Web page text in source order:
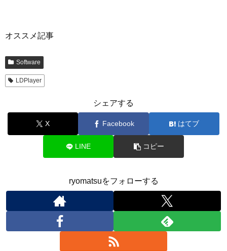
オススメ記事
Software
LDPlayer
シェアする
X Facebook はてブ
LINE コピー
ryomatsuをフォローする